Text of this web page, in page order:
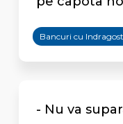
Bancuri cu
- Nu va